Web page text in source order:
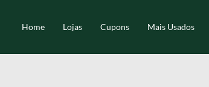
Home Lojas Cupons Mais Usados